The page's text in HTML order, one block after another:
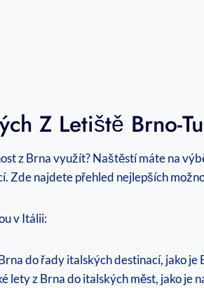
Z Letiště Brno-
z Brna využít? Naštěstí máte na
najdete přehled nejlepších
v Itálii:
do řady italských destinací, jako je
z Brna do italských měst, jako je